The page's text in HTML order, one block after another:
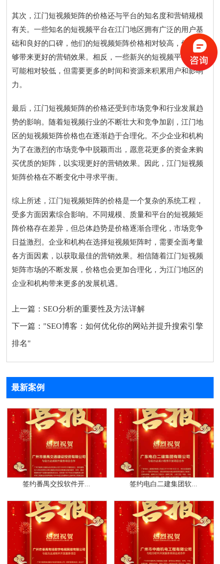
其次，江门短视频矩阵的价格还与平台的知名度和营销规模
有关。一些知名的短视频平台在江门地区拥有广泛的用户基
础和良好的口碑，他们的短视频矩阵价格相对较高，但也能
够带来更好的营销效果。相反，一些新兴的短视频平台价格
可能相对较低，但需要更多的时间和资源来积累用户和影响
力。
最后，江门短视频矩阵的价格还受到市场竞争和行业发展趋
势的影响。随着短视频行业的不断壮大和竞争加剧，江门地
区的短视频矩阵价格也在逐渐趋于合理化。不少企业和机构
为了在激烈的市场竞争中脱颖而出，愿意花更多的资金来购
买优质的矩阵，以实现更好的营销效果。因此，江门短视频
矩阵价格在不断变化中寻求平衡。
综上所述，江门短视频矩阵的价格是一个复杂的系统工程，
受多方面因素综合影响。不同规模、质量和平台的短视频矩
阵价格存在差异，但总体趋势是价格逐渐合理化，市场竞争
日益激烈。企业和机构在选择短视频矩阵时，需要全面考量
各方面因素，以获取最佳的营销效果。相信随着江门短视频
矩阵市场的不断发展，价格也会更加合理化，为江门地区的
企业和机构带来更多的发展机遇。
上一篇： SEO分析的重要性及方法详解
下一篇： "SEO博客：如何优化你的网站并提升搜索引擎
排名"
最新案例
签约番禺交投软件开... 签约电白二建集团软...